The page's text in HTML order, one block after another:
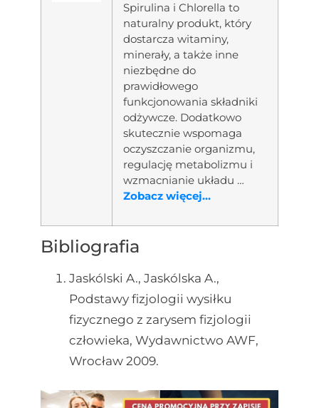
Spirulina i Chlorella to
naturalny produkt, który
dostarcza witaminy,
minerały, a także inne
niezbędne do
prawidłowego
funkcjonowania składniki
odżywcze. Dodatkowo
skutecznie wspomaga
oczyszczanie organizmu,
regulację metabolizmu i
wzmacnianie układu …
Zobacz więcej...
Bibliografia
Jaskólski A., Jaskólska A.,
Podstawy fizjologii wysiłku
fizycznego z zarysem fizjologii
człowieka, Wydawnictwo AWF,
Wrocław 2009.